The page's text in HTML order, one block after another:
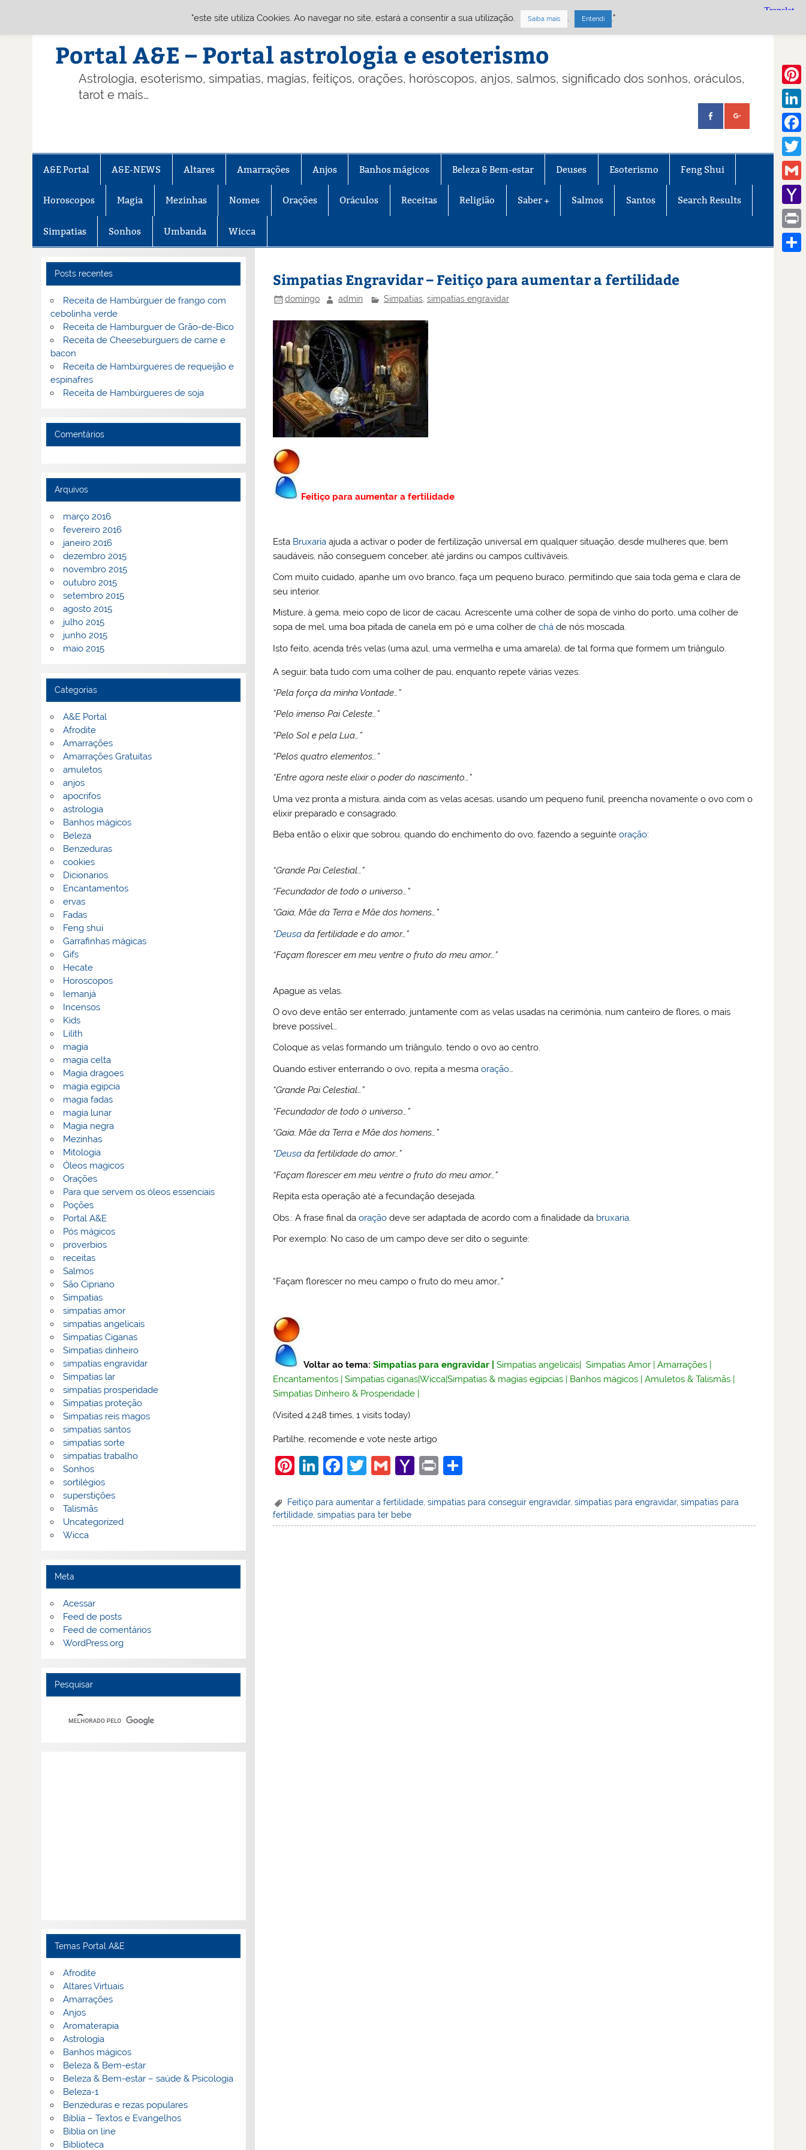
Portal A&E – Portal astrologia e esoterismo
Astrologia, esoterismo, simpatias, magias, feitiços, orações, horóscopos, anjos, salmos, significado dos sonhos, oráculos,
tarot e mais…
A&E Portal A&E-NEWS Altares Amarrações Anjos Banhos mágicos Beleza & Bem-estar Deuses Esoterismo Feng Shui
Horoscopos Magia Mezinhas Nomes Orações Oráculos Receitas Religião Saber + Salmos Santos Search Results
Simpatias Sonhos Umbanda Wicca
Simpatias Engravidar – Feitiço para aumentar a fertilidade
domingo admin Simpatias, simpatias engravidar
Feitiço para aumentar a fertilidade
Esta Bruxaria ajuda a activar o poder de fertilização universal em qualquer situação, desde mulheres que, bem
saudáveis, não conseguem conceber, até jardins ou campos cultiváveis.
Com muito cuidado, apanhe um ovo branco, faça um pequeno buraco, permitindo que saia toda gema e clara de
seu interior.
Misture, à gema, meio copo de licor de cacau. Acrescente uma colher de sopa de vinho do porto, uma colher de
sopa de mel, uma boa pitada de canela em pó e uma colher dechá de nós moscada.
Isto feito, acenda três velas (uma azul, uma vermelha e uma amarela), de tal forma que formem um triângulo.
A seguir, bata tudo com uma colher de pau, enquanto repete várias vezes:
“Pela força da minha Vontade…”
“Pelo imenso Pai Celeste…”
“Pelo Sol e pela Lua…”
“Pelos quatro elementos…”
“Entre agora neste elixir o poder do nascimento…”
Uma vez pronta a mistura, ainda com as velas acesas, usando um pequeno funil, preencha novamente o ovo com o
elixir preparado e consagrado.
Beba então o elixir que sobrou, quando do enchimento do ovo, fazendo a seguinteoração:
“Grande Pai Celestial…”
“Fecundador de todo o universo…”
“Gaia, Mãe da Terra e Mãe dos homens…”
“Deusa da fertilidade e do amor…”
“Façam florescer em meu ventre o fruto do meu amor…”
Apague as velas.
O ovo deve então ser enterrado, juntamente com as velas usadas na cerimónia, num canteiro de flores, o mais
breve possível…
Coloque as velas formando um triângulo, tendo o ovo ao centro.
Quando estiver enterrando o ovo, repita a mesmaoração…
“Grande Pai Celestial…”
“Fecundador de todo o universo…”
“Gaia, Mãe da Terra e Mãe dos homens…”
“Deusa da fertilidade do amor…”
“Façam florescer em meu ventre o fruto do meu amor…”
Repita esta operação até a fecundação desejada.
Obs.: A frase final daoração deve ser adaptada de acordo com a finalidade da bruxaria
Por exemplo: No caso de um campo deve ser dito o seguinte:
“Façam florescer no meu campo o fruto do meu amor…”
Voltar ao tema:Simpatias para engravidar |Simpatias angelicais |Simpatias Amor |Amarrações
Encantamentos |Simpatias ciganas|Wicca|Simpatias & magias egípcias Banhos mágicos |Amuletos & Talismãs
Simpatias Dinheiro & Prosperidade
(Visited 4.248 times, 1 visits today)
Partilhe, recomende e vote neste artigo
Pi
er
e
Li
k
e
F
c
e
T
itt
er
G
ai
l
Y
h
o
Pr
t
ar
e
Feitiço para aumentar a fertilidade ,simpatias para conseguir engravidar,simpatias para engravidar,simpatias para
fertilidade ,simpatias para ter bebe
Posts recentes
Receita de Hambúrguer de frango com
cebolinha verde
Receita de Hamburguer de Grão-de-Bico
Receita de Cheeseburguers de carne e
bacon
Receita de Hambúrgueres de requeijão e
espinafres
Receita de Hambúrgueres de soja
Comentários
Arquivos
março 2016
fevereiro 2016
janeiro 2016
dezembro 2015
novembro 2015
outubro 2015
setembro 2015
agosto 2015
julho 2015
junho 2015
maio 2015
Categorias
A&E Portal
Afrodite
Amarrações
Amarrações Gratuitas
amuletos
anjos
apocrifos
astrologia
Banhos mágicos
Beleza
Benzeduras
cookies
Dicionarios
Encantamentos
ervas
Fadas
Feng shui
Garrafinhas mágicas
Gifs
Hecate
Horoscopos
Iemanjá
Incensos
Kids
Lilith
magia
magia celta
Magia dragoes
magia egipcia
magia fadas
magia lunar
Magia negra
Mezinhas
Mitologia
Óleos magicos
Orações
Para que servem os óleos essenciais
Poções
Portal A&E
Pós mágicos
proverbios
receitas
Salmos
São Cipriano
Simpatias
simpatias amor
simpatias angelicais
Simpatias Ciganas
Simpatias dinheiro
simpatias engravidar
Simpatias lar
simpatias prosperidade
Simpatias proteção
Simpatias reis magos
simpatias santos
simpatias sorte
simpatias trabalho
Sonhos
sortilégios
superstições
Talismãs
Uncategorized
Wicca
Meta
Acessar
Feed de posts
Feed de comentários
WordPress.org
Pesquisar
Temas Portal A&E
Afrodite
Altares Virtuais
Amarrações
Anjos
Aromaterapia
Astrologia
Banhos mágicos
Beleza & Bem-estar
Beleza & Bem-estar – saúde & Psicologia
Beleza-1
Benzeduras e rezas populares
Bíblia – Textos e Evangelhos
Biblia on line
Biblioteca
Gmail
Mail
Print
"este site utiliza Cookies. Ao navegar no site, estará a consentir a sua utilização. Saiba mais . Entendi ."